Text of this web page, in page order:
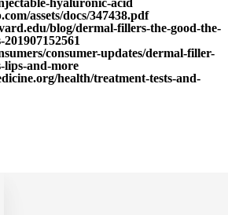
hyaluronic-acid
assets/docs/347438.pdf
blog/dermal-fillers-the-good-the-
consumer-updates/dermal-filler-
lips-and-more
health/treatment-tests-and-